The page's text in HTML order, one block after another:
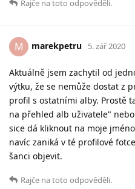
Rajče na toto odpověděli.
M marekpetru 5. zář 2020
Aktuálně jsem zachytil od
výtku, že se nemůže dostat z
profil s ostatními alby. Prostě
na přehled alb uživatele"
sice dá kliknout na moje
navíc zaniká v té profilové
šanci objevit.
Rajče na toto odpověděli.